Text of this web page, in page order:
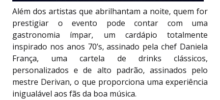
Além dos artistas que abrilhantam a noite, quem for
prestigiar o evento pode contar com uma
gastronomia ímpar, um cardápio totalmente
inspirado nos anos 70’s, assinado pela chef Daniela
França, uma cartela de drinks clássicos,
personalizados e de alto padrão, assinados pelo
mestre Derivan, o que proporciona uma experiência
inigualável aos fãs da boa música.